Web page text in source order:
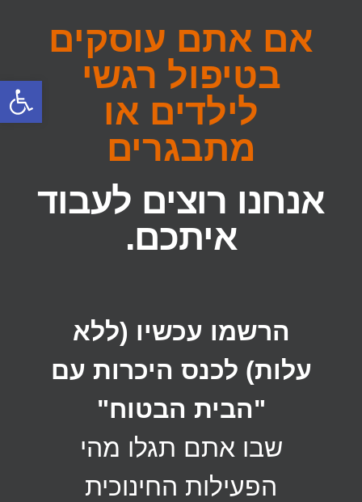
אם אתם עוסקים
בטיפול רגשי
לילדים או
מתבגרים​
אנחנו רוצים לעבוד
איתכם.
הרשמו עכשיו (ללא
עלות) לכנס היכרות עם
"הבית הבטוח"
שבו אתם תגלו מהי
הפעילות החינוכית